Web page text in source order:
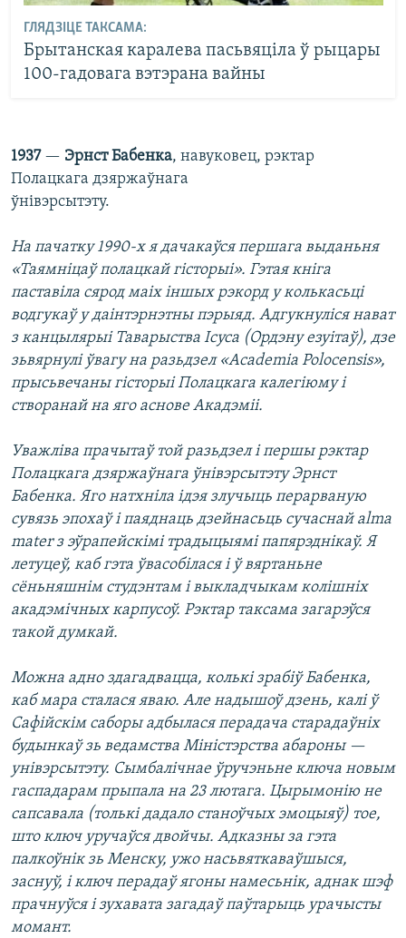
ГЛЯДЗІЦЕ ТАКСАМА:
Брытанская каралева пасьвяціла ў рыцары
100-гадовага вэтэрана вайны
1937 — Эрнст Бабенка, навуковец, рэктар
Полацкага дзяржаўнага
ўнівэрсытэту.
На пачатку 1990-х я дачакаўся першага выданьня
«Таямніцаў полацкай гісторыі». Гэтая кніга
паставіла сярод маіх іншых рэкорд у колькасьці
водгукаў у даінтэрнэтны пэрыяд. Адгукнуліся нават
з канцылярыі Таварыства Ісуса (Ордэну езуітаў), дзе
зьвярнулі ўвагу на разьдзел «Academia Polocensis»,
прысьвечаны гісторыі Полацкага калегіюму і
створанай на яго аснове Акадэміі.
Уважліва прачытаў той разьдзел і першы рэктар
Полацкага дзяржаўнага ўнівэрсытэту Эрнст
Бабенка. Яго натхніла ідэя злучыць перарваную
сувязь эпохаў і паяднаць дзейнасьць сучаснай alma
mater з эўрапейскімі традыцыямі папярэднікаў. Я
летуцеў, каб гэта ўвасобілася і ў вяртаньне
сёньняшнім студэнтам і выкладчыкам колішніх
акадэмічных карпусоў. Рэктар таксама загарэўся
такой думкай.
Можна адно здагадвацца, колькі зрабіў Бабенка,
каб мара сталася яваю. Але надышоў дзень, калі ў
Сафійскім саборы адбылася перадача старадаўніх
будынкаў зь ведамства Міністэрства абароны —
унівэрсытэту. Сымбалічнае ўручэньне ключа новым
гаспадарам прыпала на 23 лютага. Цырымонію не
сапсавала (толькі дадало станоўчых эмоцыяў) тое,
што ключ уручаўся двойчы. Адказны за гэта
палкоўнік зь Менску, ужо насьвяткаваўшыся,
заснуў, і ключ перадаў ягоны намесьнік, аднак шэф
прачнуўся і зухавата загадаў паўтарыць урачысты
момант.